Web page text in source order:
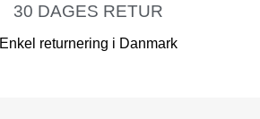
30 DAGES RETUR
Enkel returnering i Danmark